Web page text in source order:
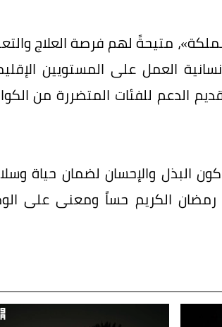
متيحةً لهم فرصة العلاج
العمل على المستويين
الدعم للفئات المتضررة من
البذل والإحسان لضمان حياة
الكريم حساً ومعنى على